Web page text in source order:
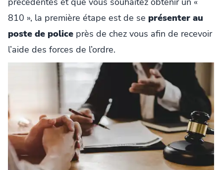
810 », la première étape est de se présenter au
poste de police près de chez vous afin de recevoir
l’aide des forces de l’ordre.